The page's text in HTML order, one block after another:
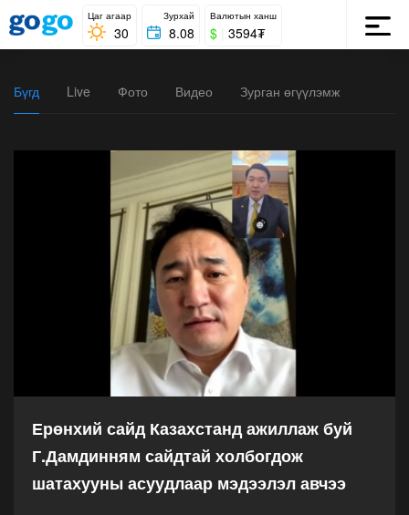
Цаг агаар
30
Зурхай
8.08
Валютын ханш
$ 3594₮
Бүгд Live Фото Видео Зурган өгүүлэмж
Ерөнхий сайд Казахстанд ажиллаж буй
Г.Дамдинням сайдтай холбогдож
шатахууны асуудлаар мэдээлэл авчээ